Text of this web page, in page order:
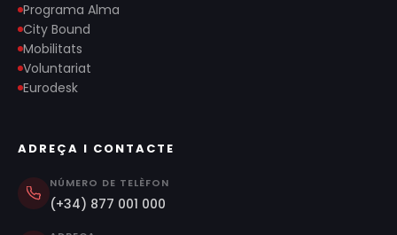
Programa Alma
City Bound
Mobilitats
Voluntariat
Eurodesk
ADREÇA I CONTACTE
NÚMERO DE TELÈFON
(+34) 877 001 000